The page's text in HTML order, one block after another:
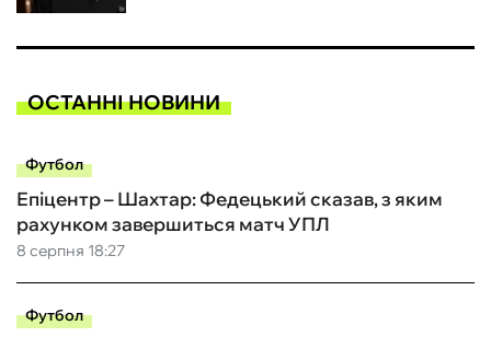
ОСТАННІ НОВИНИ
Футбол
8 серпня 18:27
Епіцентр – Шахтар: Федецький сказав, з яким
рахунком завершиться матч УПЛ
Футбол